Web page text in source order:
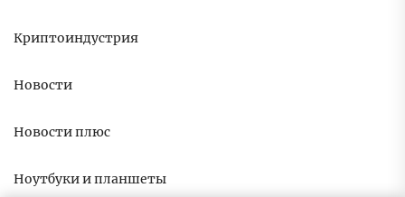
Криптоиндустрия
Новости
Новости плюс
Ноутбуки и планшеты